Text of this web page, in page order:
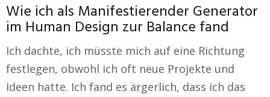
Wie ich als Manifestierender Generator
im Human Design zur Balance fand
Ich dachte, ich müsste mich auf eine Richtung
festlegen, obwohl ich oft neue Projekte und
Ideen hatte. Ich fand es ärgerlich, dass ich das